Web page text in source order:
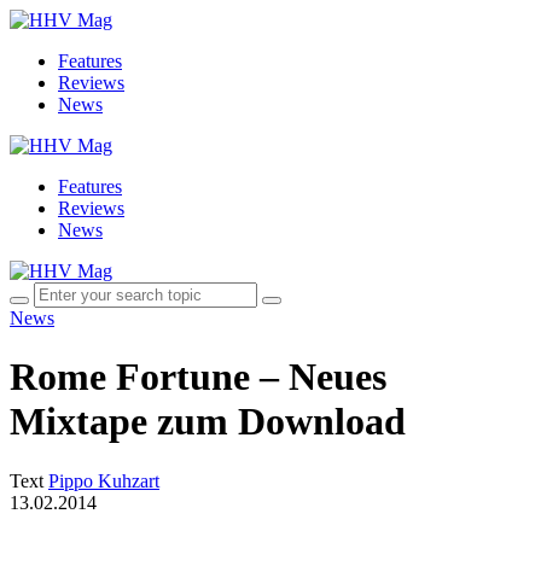
Features
Reviews
News
Features
Reviews
News
News
Rome Fortune – Neues
Mixtape zum Download
Text Pippo Kuhzart
13.02.2014